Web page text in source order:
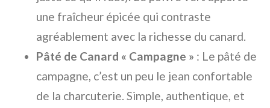
une fraîcheur épicée qui contraste
agréablement avec la richesse du canard.
Pâté de Canard « Campagne » : Le pâté de
campagne, c’est un peu le jean confortable
de la charcuterie. Simple, authentique, et